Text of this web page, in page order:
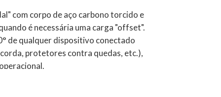
com corpo de aço carbono torcido e
é necessária uma carga "offset".
de qualquer dispositivo conectado
protetores contra quedas, etc.),
(3 movimentos) e Twist Lock (2
com as normas CE ou ANSI.